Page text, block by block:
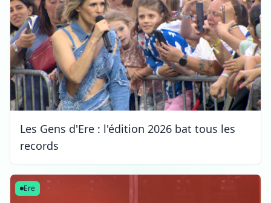
Les Gens d'Ere : l'édition 2026 bat tous les
records
Ere